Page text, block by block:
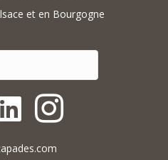
et en Bourgogne